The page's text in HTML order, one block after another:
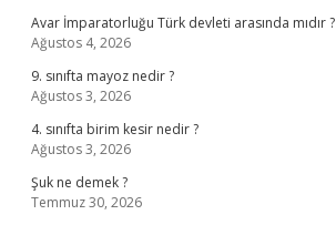
Avar İmparatorluğu Türk devleti arasında mıdır ?
Ağustos 4, 2026
9. sınıfta mayoz nedir ?
Ağustos 3, 2026
4. sınıfta birim kesir nedir ?
Ağustos 3, 2026
Şuk ne demek ?
Temmuz 30, 2026